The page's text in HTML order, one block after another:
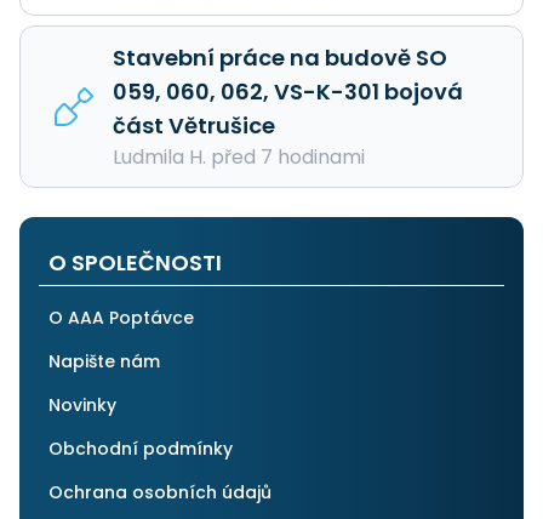
Stavební práce na budově SO
059, 060, 062, VS-K-301 bojová
část Větrušice
Ludmila H. před 7 hodinami
O SPOLEČNOSTI
O AAA Poptávce
Napište nám
Novinky
Obchodní podmínky
Ochrana osobních údajů